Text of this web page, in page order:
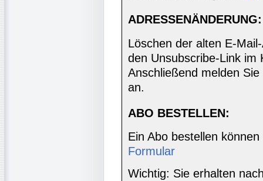
ADRESSENÄNDERUNG:
Löschen der alten E-
den Unsubscribe-Link im
Anschließend melden
an.
ABO BESTELLEN:
Ein Abo bestellen
Formular
Wichtig: Sie erhalten